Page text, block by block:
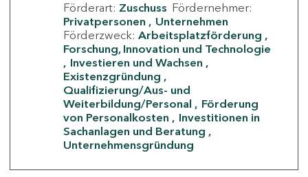
Förderart: Zuschuss Fördernehmer:
Privatpersonen
Unternehmen
Förderzweck: Arbeitsplatzförderung
Forschung, Innovation und Technologie
Investieren und Wachsen
Existenzgründung
Qualifizierung/Aus- und
Weiterbildung/Personal
Förderung
von Personalkosten
Investitionen in
Sachanlagen und Beratung
Unternehmensgründung